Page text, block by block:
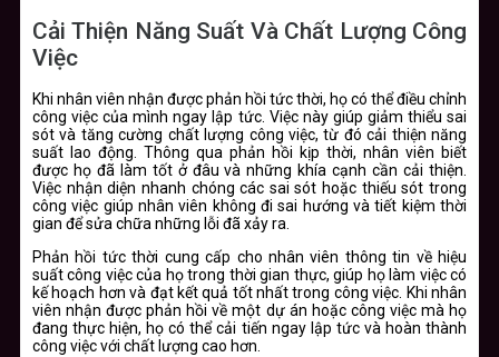
Cải Thiện Năng Suất Và Chất Lượng Công
Việc
Khi nhân viên nhận được phản hồi tức thời, họ có thể điều chỉnh
công việc của mình ngay lập tức. Việc này giúp giảm thiểu sai
sót và tăng cường chất lượng công việc, từ đó cải thiện năng
suất lao động. Thông qua phản hồi kịp thời, nhân viên biết
được họ đã làm tốt ở đâu và những khía cạnh cần cải thiện.
Việc nhận diện nhanh chóng các sai sót hoặc thiếu sót trong
công việc giúp nhân viên không đi sai hướng và tiết kiệm thời
gian để sửa chữa những lỗi đã xảy ra.
Phản hồi tức thời cung cấp cho nhân viên thông tin về hiệu
suất công việc của họ trong thời gian thực, giúp họ làm việc có
kế hoạch hơn và đạt kết quả tốt nhất trong công việc. Khi nhân
viên nhận được phản hồi về một dự án hoặc công việc mà họ
đang thực hiện, họ có thể cải tiến ngay lập tức và hoàn thành
công việc với chất lượng cao hơn.